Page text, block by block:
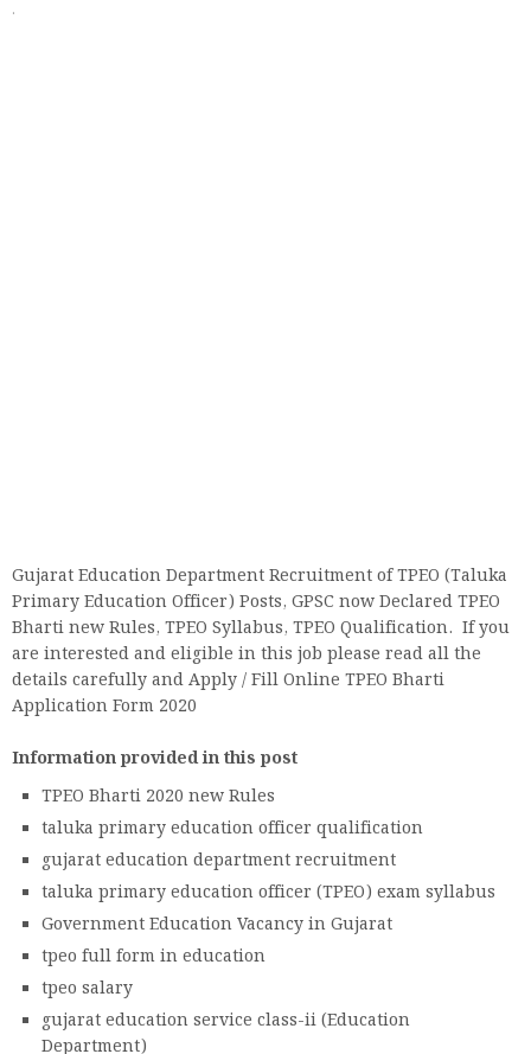
·
Gujarat Education Department Recruitment of TPEO (Taluka
Primary Education Officer) Posts, GPSC now Declared TPEO
Bharti new Rules, TPEO Syllabus, TPEO Qualification. If you
are interested and eligible in this job please read all the
details carefully and Apply / Fill Online TPEO Bharti
Application Form 2020
Information provided in this post
TPEO Bharti 2020 new Rules
taluka primary education officer qualification
gujarat education department recruitment
taluka primary education officer (TPEO) exam syllabus
Government Education Vacancy in Gujarat
tpeo full form in education
tpeo salary
gujarat education service class-ii (Education
Department)